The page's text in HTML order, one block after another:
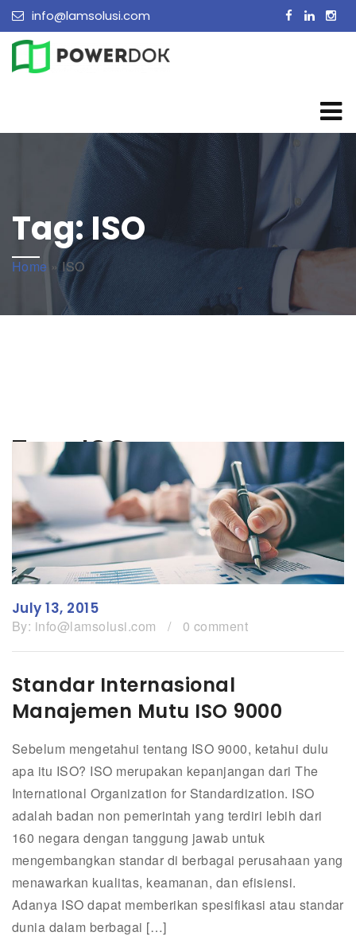
info@lamsolusi.com
Tag:ISO
Home »ISO
Tag:ISO
July 13, 2015
By: info@lamsolusi.com / 0 comment
Standar Internasional
Manajemen Mutu ISO 9000
Sebelum mengetahui tentang ISO 9000, ketahui dulu
apa itu ISO? ISO merupakan kepanjangan dari The
International Organization for Standardization. ISO
adalah badan non pemerintah yang terdiri lebih dari
160 negara dengan tanggung jawab untuk
mengembangkan standar di berbagai perusahaan yang
menawarkan kualitas, keamanan, dan efisiensi.
Adanya ISO dapat memberikan spesifikasi atau standar
dunia dalam berbagai […]